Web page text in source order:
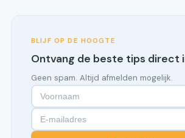
BLIJF OP DE HOOGTE
Ontvang de beste tips direct
Geen spam. Altijd afmelden mogelijk.